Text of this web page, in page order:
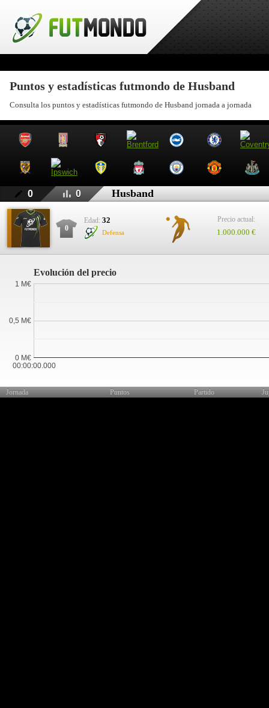
Puntos y estadísticas futmondo de Husband
Consulta los puntos y estadísticas futmondo de Husband jornada a jornada
0 0 Husband
0
Edad: 32
Defensa
Precio actual:
1.000.000 €
Evolución del precio
00:00:00.000
0 M€
0,5 M€
1 M€
Jornada Puntos Partido